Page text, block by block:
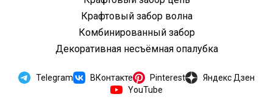
Крафтовый забор волна
Комбинированный забор
Декоративная несъёмная опалубка
Telegram ВКонтакте Pinterest
Яндекс Дзен
YouTube